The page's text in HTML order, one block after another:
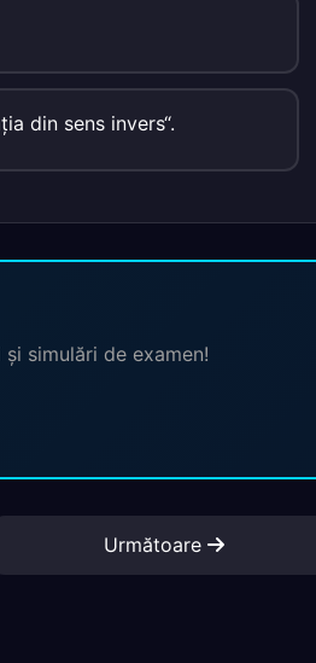
din sens invers“.
simulări de examen!
Următoare